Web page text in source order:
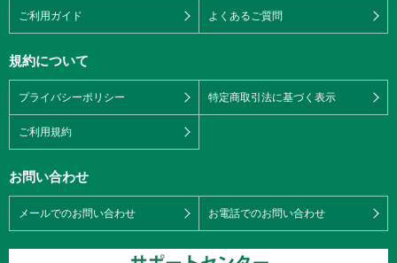
ご利用ガイド よくあるご質問
規約について
プライバシーポリシー 特定商取引法に基づく表示
ご利用規約
お問い合わせ
メールでのお問い合わせ お電話でのお問い合わせ